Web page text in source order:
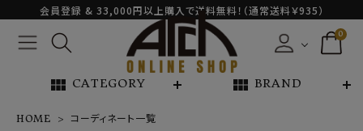
会員登録 & 33,000円以上購入で送料無料！（通常送料￥935）
0
view_module CATEGORY view_module BRAND
HOME
コーディネート一覧